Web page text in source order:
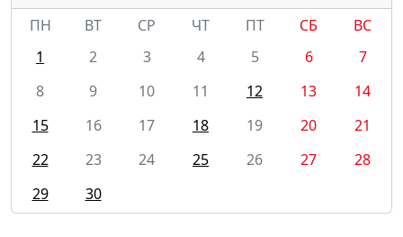
ПН
ВТ СР ЧТ ПТ СБ
ВС
1
2 3 4 5 6
7
8
9 10 11 12 13
14
15
16 17 18 19 20
21
22
23 24 25 26 27
28
29
30